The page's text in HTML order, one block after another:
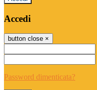
Accedi
button close ×
Password dimenticata?